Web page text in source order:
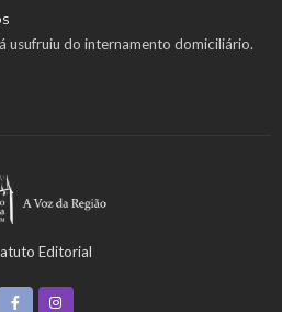
usufruiu do internamento domiciliário.
Editorial